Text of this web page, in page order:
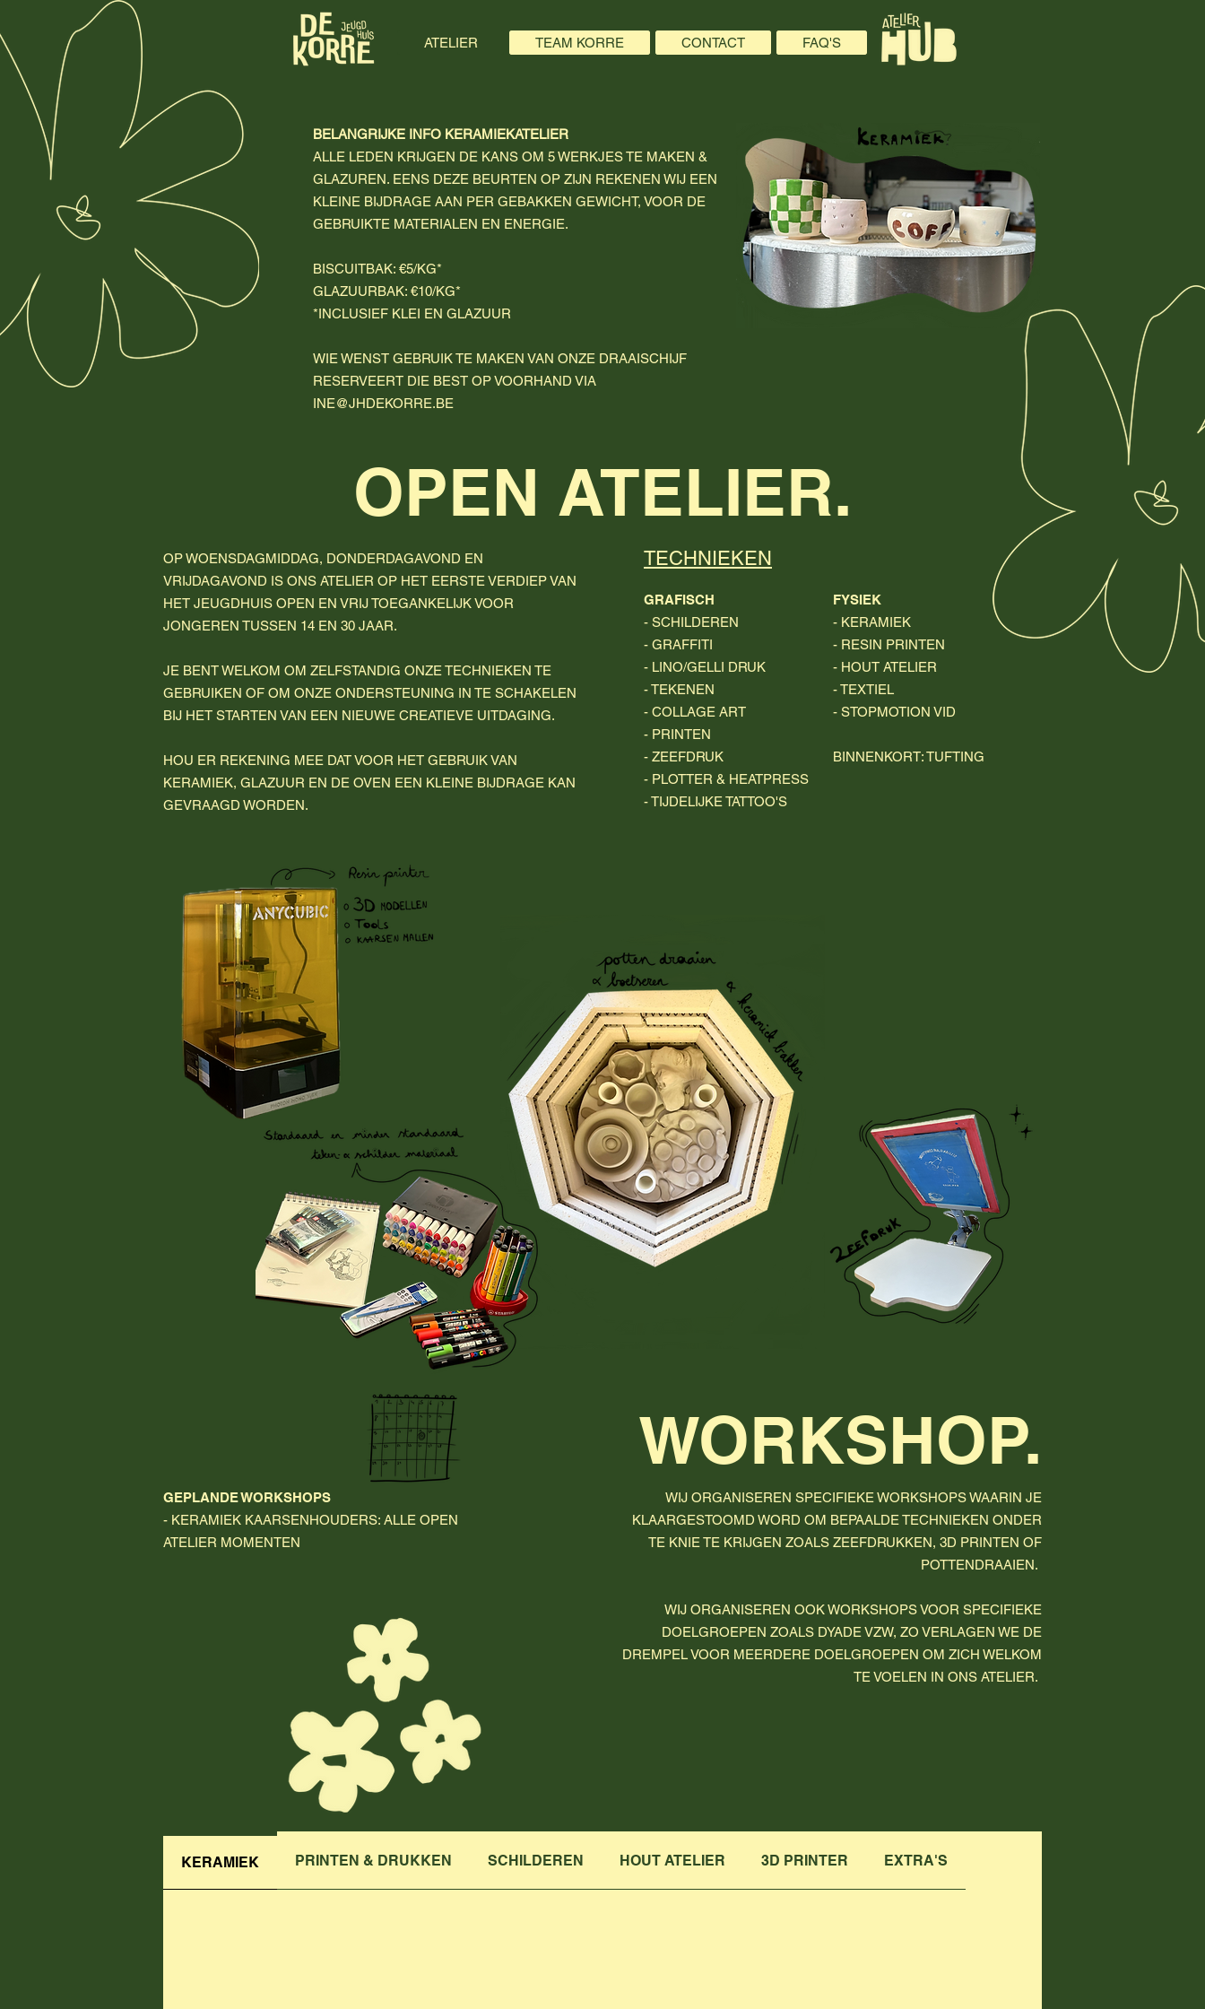
ATELIER TEAM KORRE CONTACT FAQ'S
BELANGRIJKE INFO ​ KERAMIEKATELIER
ALLE LEDEN KRIJGEN DE KANS OM 5 WERKJES TE MAKEN &
GLAZUREN. EENS DEZE BEURTEN OP ZIJN REKENEN WIJ EEN
KLEINE BIJDRAGE AAN PER GEBAKKEN GEWICHT, VOOR DE
GEBRUIKTE MATERIALEN EN ENERGIE.
BISCUITBAK: €5/KG*
GLAZUURBAK: €10/KG*
*INCLUSIEF KLEI EN GLAZUUR
WIE WENST GEBRUIK TE MAKEN VAN ONZE DRAAISCHIJF
RESERVEERT DIE BEST OP VOORHAND VIA
INE@JHDEKORRE.BE
OPEN ATELIER.
OP WOENSDAGMIDDAG, DONDERDAGAVOND EN
VRIJDAGAVOND IS ONS ATELIER OP HET EERSTE VERDIEP VAN
HET JEUGDHUIS OPEN EN VRIJ TOEGANKELIJK VOOR
JONGEREN TUSSEN 14 EN 30 JAAR.
JE BENT WELKOM OM ZELFSTANDIG ONZE TECHNIEKEN TE
GEBRUIKEN OF OM ONZE ONDERSTEUNING IN TE SCHAKELEN
BIJ HET STARTEN VAN EEN NIEUWE CREATIEVE UITDAGING.
HOU ER REKENING MEE DAT VOOR HET GEBRUIK VAN
KERAMIEK, GLAZUUR EN DE OVEN EEN KLEINE BIJDRAGE KAN
GEVRAAGD WORDEN.
TECHNIEKEN
GRAFISCH
- SCHILDEREN
- GRAFFITI
- LINO/GELLI DRUK
- TEKENEN
- COLLAGE ART
- PRINTEN
- ZEEFDRUK
- PLOTTER & HEATPRESS
- TIJDELIJKE TATTOO'S
FYSIEK
- KERAMIEK
- RESIN PRINTEN
- HOUT ATELIER
- TEXTIEL
- STOPMOTION VID
BINNENKORT: TUFTING
WORKSHOP.
GEPLANDE WORKSHOPS
- KERAMIEK KAARSENHOUDERS: ALLE OPEN
ATELIER MOMENTEN
WIJ ORGANISEREN SPECIFIEKE WORKSHOPS WAARIN JE
KLAARGESTOOMD WORD OM BEPAALDE TECHNIEKEN ONDER
TE KNIE TE KRIJGEN ZOALS ZEEFDRUKKEN, 3D PRINTEN OF
POTTENDRAAIEN.
WIJ ORGANISEREN OOK WORKSHOPS VOOR SPECIFIEKE
DOELGROEPEN ZOALS DYADE VZW, ZO VERLAGEN WE DE
DREMPEL VOOR MEERDERE DOELGROEPEN OM ZICH WELKOM
TE VOELEN IN ONS ATELIER.
KERAMIEK PRINTEN & DRUKKEN SCHILDEREN HOUT ATELIER 3D PRINTER EXTRA'S